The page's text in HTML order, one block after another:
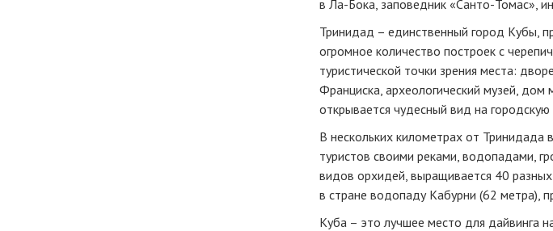
в Ла-Бока, заповедник «Санто-Томас»,
Тринидад – единственный город Кубы,
огромное количество построек с
туристической точки зрения места:
Франциска, археологический музей,
открывается чудесный вид на
В нескольких километрах от Тринидада
туристов своими реками, водопадами,
видов орхидей, выращивается 40
в стране водопаду Кабурни (62 метра),
Куба – это лучшее место для дайвинга